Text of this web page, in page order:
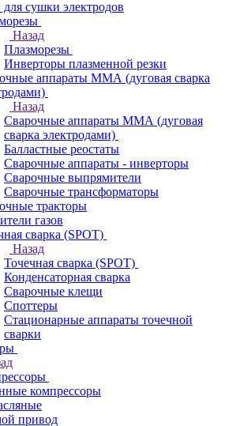
сушки электродов
Назад
Плазморезы
Инверторы плазменной резки
аппараты ММА (дуговая сварка
Назад
Сварочные аппараты ММА (дуговая
сварка электродами)
Балластные реостаты
Сварочные аппараты - инверторы
Сварочные выпрямители
Сварочные трансформаторы
тракторы
газов
сварка (SPOT)
Назад
Точечная сварка (SPOT)
Конденсаторная сварка
Сварочные клещи
Споттеры
Стационарные аппараты точечной
сварки
компрессоры
привод